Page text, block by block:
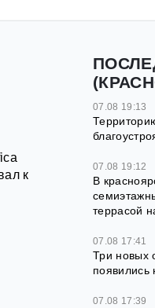
к
07.08 19:13
07.08 19:12
В
террасой
07.08 17:41
Три новых
появились
07.08 17:39